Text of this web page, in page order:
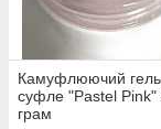
Камуфлюючий
суфле "Pastel Pink"
грам